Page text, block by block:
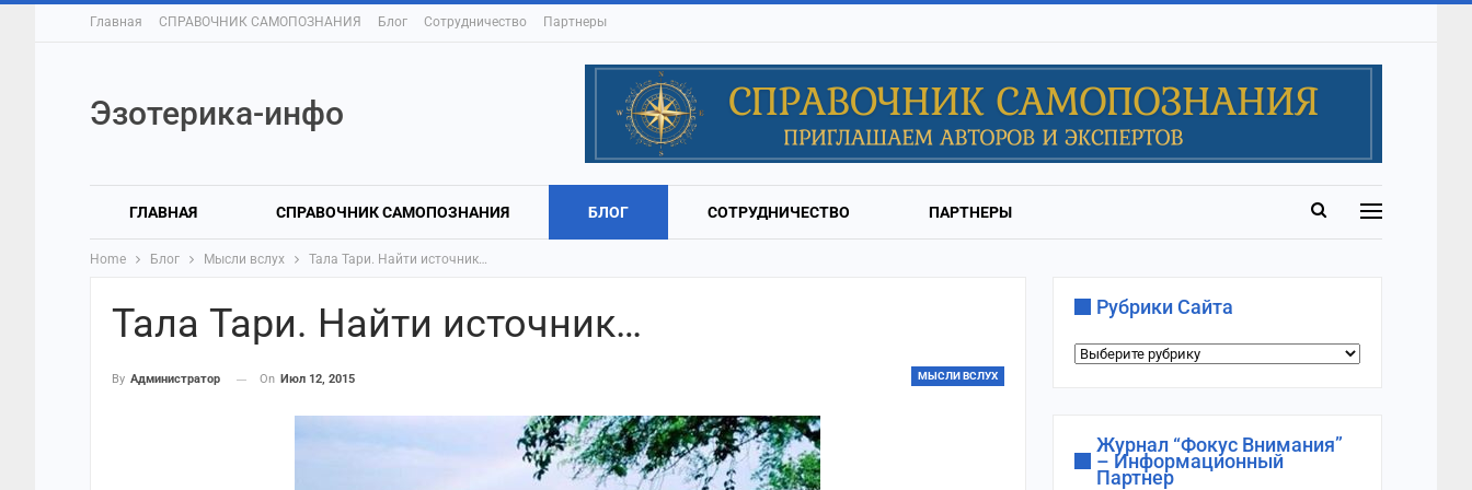
Главная СПРАВОЧНИК САМОПОЗНАНИЯ Блог Сотрудничество Партнеры
Эзотерика-инфо
ГЛАВНАЯ СПРАВОЧНИК САМОПОЗНАНИЯ БЛОГ СОТРУДНИЧЕСТВО ПАРТНЕРЫ
Home Блог Мысли вслух Тала Тари. Найти источник…
Тала Тари. Найти источник…
МЫСЛИ ВСЛУХ
By Администратор On Июл 12, 2015
Рубрики Сайта
Рубрики
Журнал “Фокус Внимания”
– Информационный
Партнер